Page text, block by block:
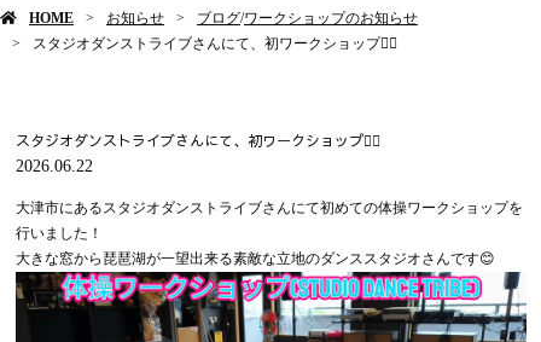
HOME お知らせ ブログ/ワークショップのお知らせ
スタジオダンストライブさんにて、初ワークショップ🤸‍♂
スタジオダンストライブさんにて、初ワークショップ🤸‍♂
2026.06.22
大津市にあるスタジオダンストライブさんにて初めての体操ワークショップを
行いました！
大きな窓から琵琶湖が一望出来る素敵な立地のダンススタジオさんです😊